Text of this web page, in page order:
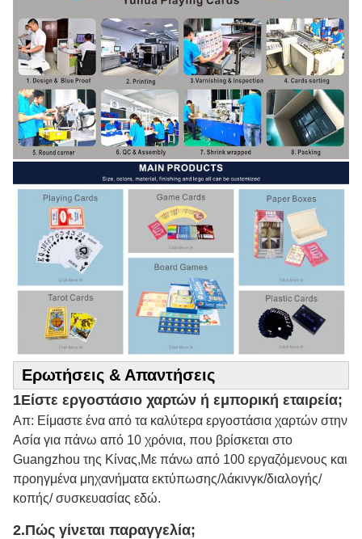
Ερωτήσεις & Απαντήσεις
1Είστε εργοστάσιο χαρτών ή εμπορική εταιρεία;
Απ: Είμαστε ένα από τα καλύτερα εργοστάσια χαρτών στην
Ασία για πάνω από 10 χρόνια, που βρίσκεται στο
Guangzhou της Κίνας,Με πάνω από 100 εργαζόμενους και
προηγμένα μηχανήματα εκτύπωσης/λάκινγκ/διαλογής/
κοπής/ συσκευασίας εδώ.
2.Πώς γίνεται παραγγελία;